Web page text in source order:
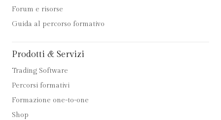
Forum e risorse
Guida al percorso formativo
Prodotti & Servizi
Trading Software
Percorsi formativi
Formazione one-to-one
Shop